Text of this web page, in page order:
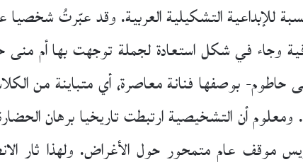
للإبداعية التشكيلية العربية. وقد عبّرتُ شخصيا
وجاء في شكل استعادة لجملة توجهت بها أم منى
بوصفها فنانة معاصرة، أي متباينة من
أن التشخيصية ارتبطت تاريخيا برهان
موقف عام متمحور حول الأغراض. ولهذا ثار